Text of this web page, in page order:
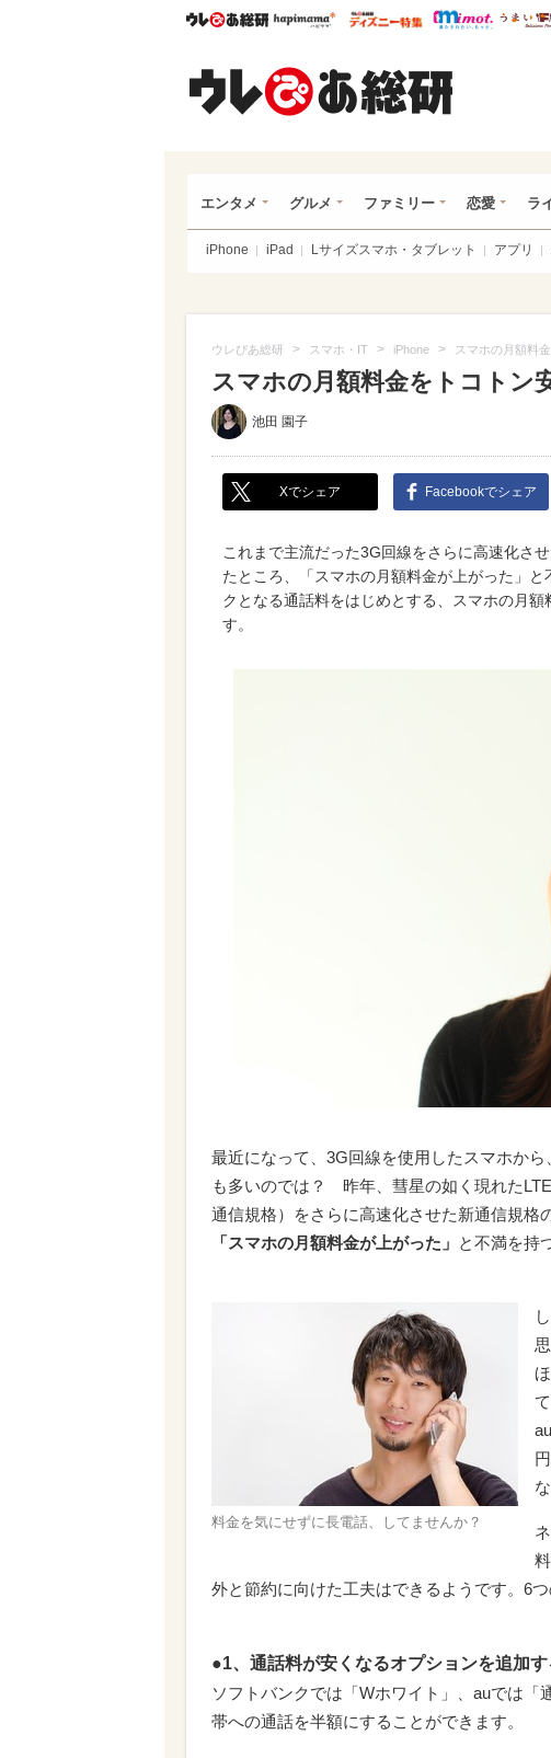
ウレぴあ総研ハピママ* ウレぴあ総研
mimot.
エンタメ グルメ ファミリー 恋愛 ラ
iPhone iPad Lサイズスマホ・タブレット アプリ
ウレぴあ総研 > スマホ・IT > iPhone > スマホの月額料
スマホの月額料金をトコトン
池田 園子
Xでシェア Facebookでシェア
これまで主流だった3G回線をさらに高速化さ
たところ、「スマホの月額料金が上がった」
クとなる通話料をはじめとする、スマホの月
す。
最近になって、3G回線を使用したスマホか
も多いのでは？ 昨年、彗星の如く現れた
通信規格）をさらに高速化させた新通信規格
「スマホの月額料金が上がった」 と不満を持
料金を気にせずに長電話、してませんか？
外と節約に向けた工夫はできるようです。6
●1、通話料が安くなるオプションを追加す
ソフトバンクでは「Wホワイト」、auでは
帯への通話を半額にすることができます。